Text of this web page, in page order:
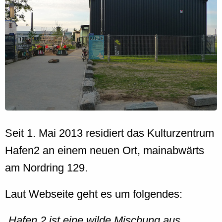
Seit 1. Mai 2013 residiert das Kulturzentrum
Hafen2 an einem neuen Ort, mainabwärts
am Nordring 129.
Laut Webseite geht es um folgendes: